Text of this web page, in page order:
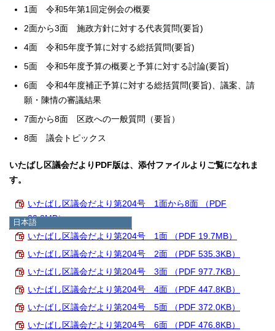
日本語
日本語
한국어
简体中文
1面 令和5年第1回定例会の概要
2面から3面 施政方針に対する代表質問(要旨)
4面 令和5年度予算に対する総括質問(要旨)
5面 令和5年度予算の概要と予算に対する討論(要旨)
6面 令和4年度補正予算に対する総括質問(要旨)、議案、請
願・陳情の審議結果
7面から8面 区政への一般質問（要旨）
8面 議会トピックス
いたばし区議会だよりPDF版は、添付ファイルよりご覧になれま
す。
いたばし区議会だより第204号 1面から8面 （PDF
22.3MB）
いたばし区議会だより第204号 1面 （PDF 19.7MB）
いたばし区議会だより第204号 2面 （PDF 535.3KB）
いたばし区議会だより第204号 3面 （PDF 977.7KB）
いたばし区議会だより第204号 4面 （PDF 447.8KB）
いたばし区議会だより第204号 5面 （PDF 372.0KB）
いたばし区議会だより第204号 6面 （PDF 476.8KB）